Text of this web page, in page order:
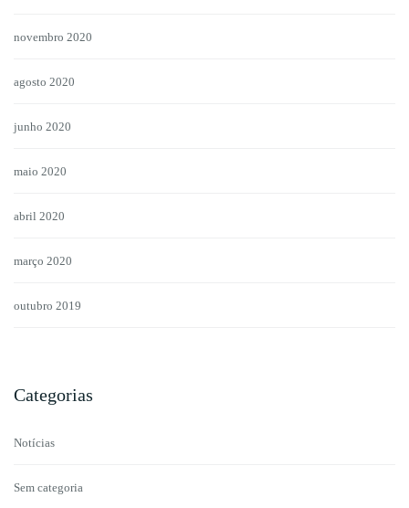
novembro 2020
agosto 2020
junho 2020
maio 2020
abril 2020
março 2020
outubro 2019
Categorias
Notícias
Sem categoria